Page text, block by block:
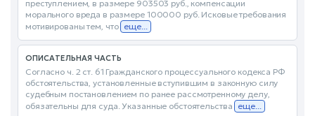
преступлением, в размере 903503 руб., компенсации
морального вреда в размере 100000 руб. Исковые требования
мотивированы тем, что еще...
ОПИСАТЕЛЬНАЯ ЧАСТЬ
Согласно ч. 2 ст. 61 Гражданского процессуального кодекса РФ
обстоятельства, установленные вступившим в законную силу
судебным постановлением по ранее рассмотренному делу,
обязательны для суда. Указанные обстоятельства еще...